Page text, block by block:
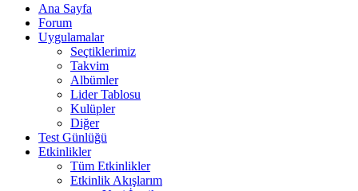
Ana Sayfa
Forum
Uygulamalar
Seçtiklerimiz
Takvim
Albümler
Lider Tablosu
Kulüpler
Diğer
Test Günlüğü
Etkinlikler
Tüm Etkinlikler
Etkinlik Akışlarım